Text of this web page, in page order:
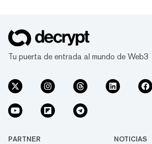
Tu puerta de entrada al mundo de Web3
PARTNER NOTICIAS